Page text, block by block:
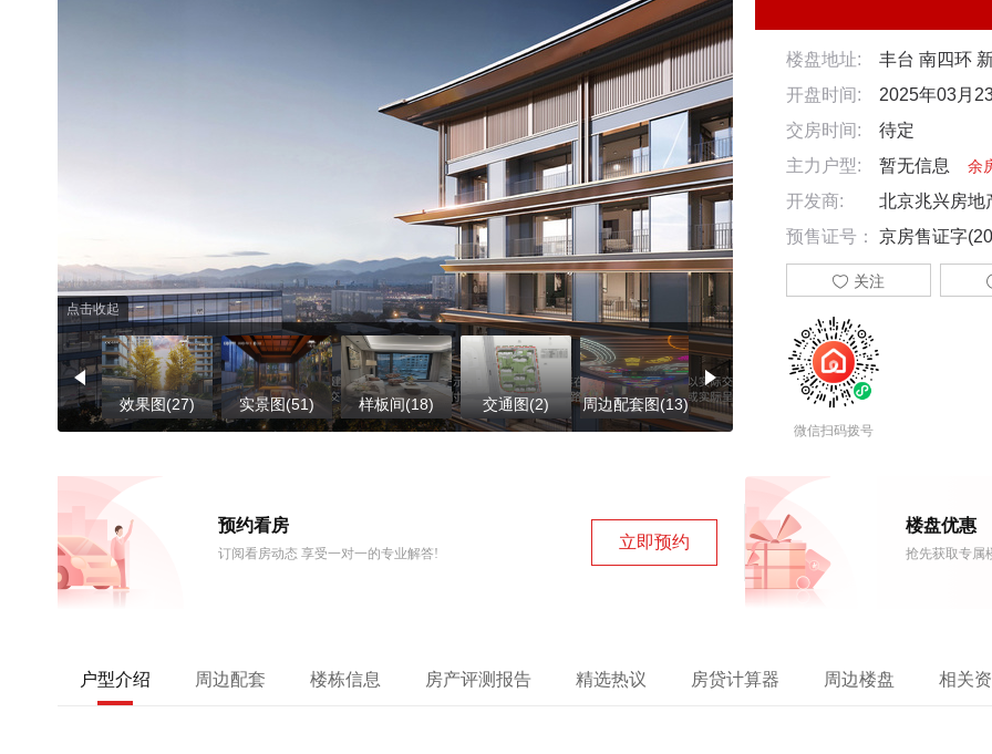
点击收起
效果图(27) 实景图(51) 样板间(18) 交通图(2) 周边配套图(13) 楼盘证照(6)
楼盘地址:
丰台 南四环
开盘时间:
2025年03月
交房时间:
待定
主力户型:
暂无信息 余
开发商:
北京兆兴房地
预售证号：
京房售证字
 关注
微信扫码拨号
预约看房
订阅看房动态 享受一对一的专业解答!
立即预约
楼盘优惠
抢先获取专属
户型介绍 周边配套 楼栋信息 房产评测报告 精选热议 房贷计算器 周边楼盘 相关